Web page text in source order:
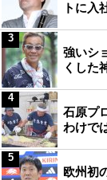
トに入
強いシ
くした
3
石原プ
わけで
4
欧州初
5